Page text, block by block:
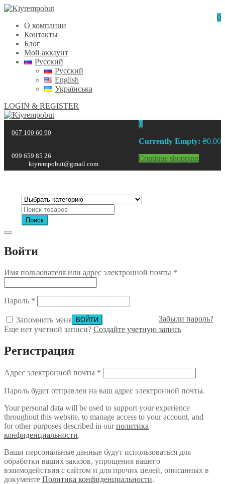
0
О компании
Контакты
Блог
Мой аккаунт
Русский
Русский
English
Українська
LOGIN & REGISTER
0
Currently Empty: ₴0.00
Continue shopping
067 100 60 90
099 659 85 26
kiyrempobut@gmail.com
Поиск
Войти
Имя пользователя или адрес электронной почты *
Пароль *
Запомнить меня
Забыли пароль?
Еще нет учетной записи? Создайте учетную запись
Регистрация
Адрес электронной почты *
Пароль будет отправлен на ваш адрес электронной почты.
Your personal data will be used to support your experience
throughout this website, to manage access to your account, and
for other purposes described in ourполитика
конфиденциальности.
Ваши персональные данные будут использоваться для
обработки ваших заказов, упрощения вашего
взаимодействия с сайтом и для прочих целей, описанных в
документе Политика конфиденциальности.